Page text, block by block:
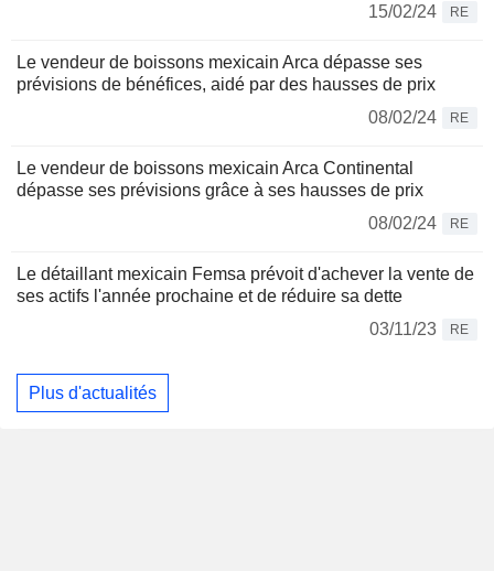
15/02/24
RE
Le vendeur de boissons mexicain Arca dépasse ses
prévisions de bénéfices, aidé par des hausses de prix
08/02/24
RE
Le vendeur de boissons mexicain Arca Continental
dépasse ses prévisions grâce à ses hausses de prix
08/02/24
RE
Le détaillant mexicain Femsa prévoit d'achever la vente de
ses actifs l'année prochaine et de réduire sa dette
03/11/23
RE
Plus d'actualités